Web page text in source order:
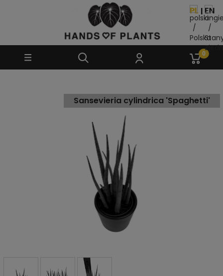
Sansevieria cylindrica 'Spaghetti'